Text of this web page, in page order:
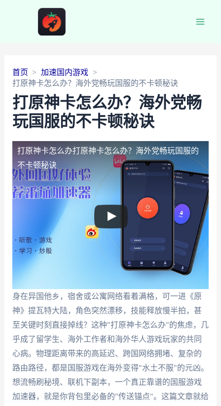
首页
加速国内游戏
打原神卡怎么办？海外党畅玩国服的不卡顿秘诀
打原神卡怎么办？海外党畅
玩国服的不卡顿秘诀
打原神卡怎么办打原神卡怎么办？海外党畅玩国服的
不卡顿秘诀
身在异国他乡，宿舍或公寓网络看着满格，可一进《原
神》提瓦特大陆，角色突然漂移，技能释放慢半拍，甚
至关键时刻直接掉线？这种"打原神卡怎么办"的焦虑，几
乎成了留学生、海外工作者和海外华人游戏玩家的共同
心病。物理距离带来的高延迟、跨国网络拥堵、复杂的
路由路径，都是国服游戏在海外变得"水土不服"的元凶。
想流畅刷秘境、联机下副本，一个真正靠谱的国服游戏
加速器，就是你背包里必备的"传送锚点"。这篇文章就给